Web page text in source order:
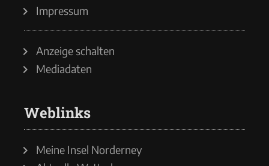
Impressum
Anzeige schalten
Mediadaten
Weblinks
Meine Insel Norderney